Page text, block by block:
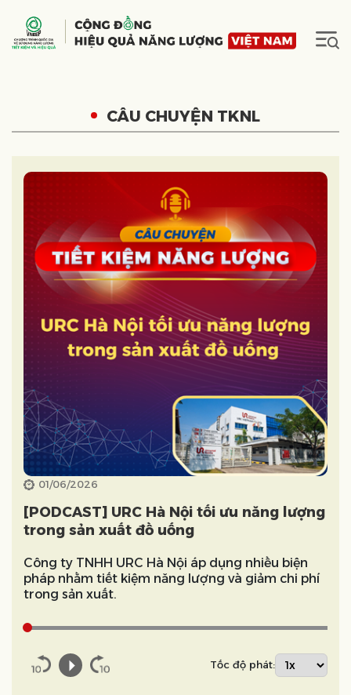
CÂU CHUYỆN TKNL
01/06/2026
[PODCAST] URC Hà Nội tối ưu năng lượng
trong sản xuất đồ uống
Công ty TNHH URC Hà Nội áp dụng nhiều biện
pháp nhằm tiết kiệm năng lượng và giảm chi phí
trong sản xuất.
Tốc độ phát: